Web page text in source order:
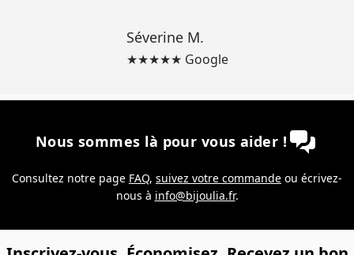
Séverine M.
★★★★★ Google
Nous sommes là pour vous aider !
Consultez notre page FAQ, suivez votre commande ou écrivez-
nous à info@bijoulia.fr.